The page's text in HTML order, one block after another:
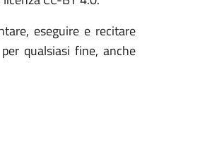
eseguire e recitare
qualsiasi fine, anche